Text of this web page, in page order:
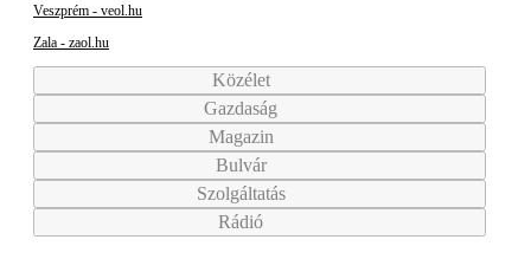
Veszprém - veol.hu
Zala - zaol.hu
Közélet
Gazdaság
Magazin
Bulvár
Szolgáltatás
Rádió